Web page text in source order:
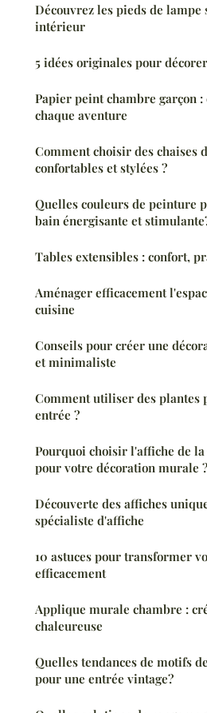
Découvrez les pieds de lampe
intérieur
5 idées originales pour
Papier peint chambre garçon
chaque aventure
Comment choisir des chaises
confortables et stylées ?
Quelles couleurs de peinture
bain énergisante et
Tables extensibles : confort,
Aménager efficacement
cuisine
Conseils pour créer une
et minimaliste
Comment utiliser des plantes
entrée ?
Pourquoi choisir l'affiche de
pour votre décoration murale ?
Découverte des affiches
spécialiste d'affiche
10 astuces pour transformer
efficacement
Applique murale chambre :
chaleureuse
Quelles tendances de motifs
pour une entrée vintage?